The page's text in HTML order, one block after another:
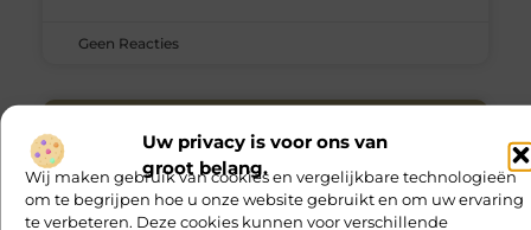
Uw privacy is voor ons van
groot belang.
Wij maken gebruik van cookies en vergelijkbare technologieën
om te begrijpen hoe u onze website gebruikt en om uw ervaring
te verbeteren. Deze cookies kunnen voor verschillende
Geen Reacties